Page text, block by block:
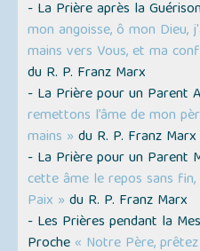
- La Prière après la
mon angoisse, ô mon
mains vers Vous, et ma
du R. P. Franz Marx
- La Prière pour un Parent
remettons l’âme de mon
mains » du R. P. Franz Marx
- La Prière pour un Parent
cette âme le repos sans
Paix » du R. P. Franz Marx
- Les Prières pendant la
Proche « Notre Père,